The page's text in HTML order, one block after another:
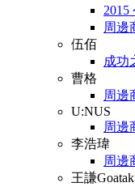
2015
周邊
伍佰
成功
曹格
周邊
U:NUS
周邊
李浩瑋
周邊
王謙Goatak